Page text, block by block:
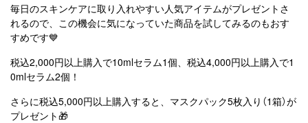
毎日のスキンケアに取り入れやすい人気アイテムがプレゼントさ
れるので、この機会に気になっていた商品を試してみるのもおす
すめです💙
税込2,000円以上購入で10mlセラム1個、税込4,000円以上購入で1
0mlセラム2個！
さらに税込5,000円以上購入すると、マスクパック5枚入り（1箱）が
プレゼント🎁